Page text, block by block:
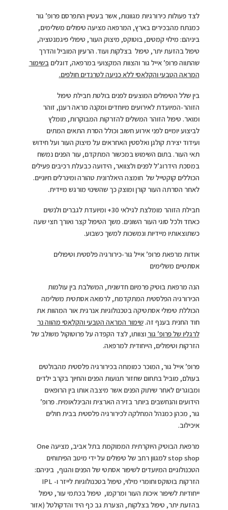
לצד פעולות כירורגיות מגוונות, אשר בעטיין התפרסם פרופ’ גור
כמנתח מהבכירים בארץ, המרפאה מציעה טיפולים משלימים,
ביניהם: מילוי קמטים, בוטוקס, מיצוק העור, טיפולי פיגמנטציה,
טיפול בהזעת יתר, טיפול בצלקות ועוד. הרעיון המוביל והדרך
שהתווה פרופ’ אייל גור והצוות המקצועי במרפאה, דוגלים בשימור
המראה הטבעי והקלאסי ללא כניעה לטרנדים חולפים.
בין שלל הטיפולים המוצעים לפנים בולטת חבילת טיפול
הזוהר-המיועדת לאירועים מיוחדים ומקנה מראה רענן, זוהר
ומואר. טיפול הזוהר המשלים להזרקות המבוקרות, מומלץ
לביצוע יומיים לפני אירוע חשוב וכולל הסרת התאים המתים
ועידוד יצירת קולגן ואלסטין האחראים על מיצוק העור ועל חידוש
תאי העור. בתום השימוש במכשור המתקדם, עור הפנים נמשח
במסכת הידרוג’ל לפנים ולצוואר, הידועה כבעלת רכיבים פעילים
הכוללים קוקטייל של חומצה היאלרונית טהורה ומינרלים חיוניים.
לאחר הסרתה העור קורן ומוצק כך שהשינוי מורגש מיידית.
חבילת הזוהר מומלצת לגילאי 30+ ומיועדת לגברים ולנשים
כאחד ולכל סוגי העור השונים. משך הטיפול קצר ואורך חצי שעה
כשתוצאותיו מיידיות ונמשכות למשך כשבוע.
אודות מרפאת פרופ’ אייל גור-כירורגיה פלסטית וטיפולים
אסתטיים משלימים
הנה מרפאת בוטיק פרמיום חדשנית, המשלבת בין עולמות
הכירורגיה הפלסטית המתקדמת, לרפואה אסתטית משלימה
הכוללת טיפולי אסתטיקה בטכנולוגיות אנרגית אור המהוות את
חוד החנית בענף זה.שימור המראה הטבעי והקלאסי מהווה נר
לרגליו של פרופ’ גור וצוותו, לצד הקפדה על פרוטוקול משולב של
הזרקות וטיפולים, הייחודית למרפאה.
פרופ’ אייל גור, המוכר כמומחה בכירורגיה פלסטית מהבולטים
בעולם, מוביל בתחום שחזור תנועות הפנים והחיוך בקרב ילדים
ומבוגרים לאחר שיתוק הפנים אשר מיצבה אותו בין הרופאים
הידועים והנחשבים ביותר בזירה הארצית והבינלאומית. פרופ’
גור, מכהן כמנהל המחלקה לכירורגיה פלסטית בבית חולים
איכילוב.
מרפאת הבוטיק היוקרתית הממוקמת בתל אביב, מציעה One
stop shop למגוון רחב של טיפולים על ידי מיטב הפיתוחים
הטכנולוגיים המיועדים לשיפור אסתטי של הפנים והגוף, ביניהם:
הזרקות בוטוקס וחומרי מילוי, טיפול בטכנולוגיות לייזר ו- IPL
ייחודיות לשיפור איכות העור ומרקמו, טיפול בכתמי עור, טיפול
בהזעת יתר, טיפול בצלקות, הצערת גב כף היד והדקולטל (אזור